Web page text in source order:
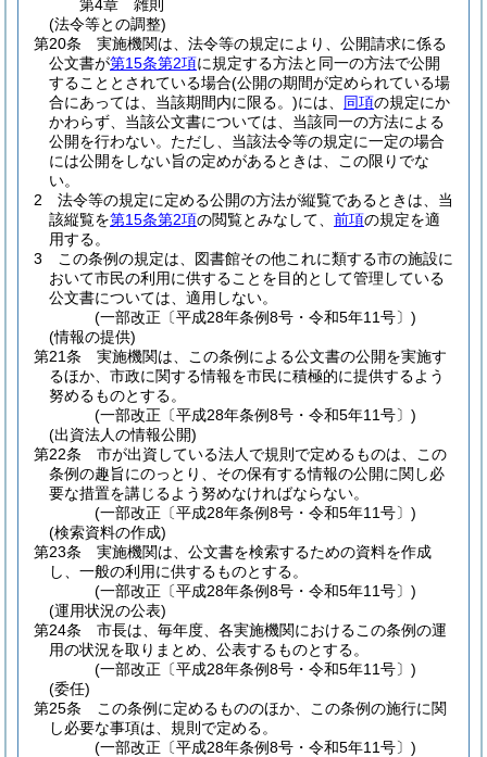
第4章
雑則
(法令等との調整)
第20条
実施機関は、法令等の規定により、公開請求に係る
公文書が第15条第2項に規定する方法と同一の方法で公開
することとされている場合(公開の期間が定められている場
合にあっては、当該期間内に限る。)には、 同項の規定にか
かわらず、当該公文書については、当該同一の方法による
公開を行わない。 ただし、当該法令等の規定に一定の場合
には公開をしない旨の定めがあるときは、この限りでな
い。
2
法令等の規定に定める公開の方法が縦覧であるときは、当
該縦覧を第15条第2項の閲覧とみなして、 前項の規定を適
用する。
3
この条例の規定は、図書館その他これに類する市の施設に
おいて市民の利用に供することを目的として管理している
公文書については、適用しない。
(一部改正〔平成28年条例8号・令和5年11号〕)
(情報の提供)
第21条
実施機関は、この条例による公文書の公開を実施す
るほか、市政に関する情報を市民に積極的に提供するよう
努めるものとする。
(一部改正〔平成28年条例8号・令和5年11号〕)
(出資法人の情報公開)
第22条
市が出資している法人で規則で定めるものは、この
条例の趣旨にのっとり、その保有する情報の公開に関し必
要な措置を講じるよう努めなければならない。
(一部改正〔平成28年条例8号・令和5年11号〕)
(検索資料の作成)
第23条
実施機関は、公文書を検索するための資料を作成
し、一般の利用に供するものとする。
(一部改正〔平成28年条例8号・令和5年11号〕)
(運用状況の公表)
第24条
市長は、毎年度、各実施機関におけるこの条例の運
用の状況を取りまとめ、公表するものとする。
(一部改正〔平成28年条例8号・令和5年11号〕)
(委任)
第25条
この条例に定めるもののほか、この条例の施行に関
し必要な事項は、規則で定める。
(一部改正〔平成28年条例8号・令和5年11号〕)